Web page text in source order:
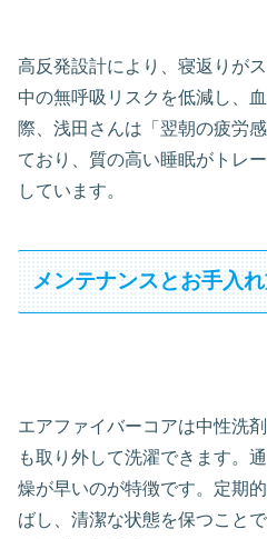
高反発設計により、寝返りが
中の無呼吸リスクを低減し、
際、浅田さんは「翌朝の疲労
ており、質の高い睡眠がトレ
しています。
メンテナンスとお手入
エアファイバーコアは中性洗
も取り外して洗濯できます。
燥が早いのが特徴です。定期
ばし、清潔な状態を保つこと